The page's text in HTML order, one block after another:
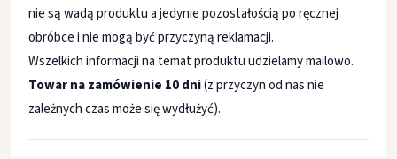
nie są wadą produktu a jedynie pozostałością po ręcznej
obróbce i nie mogą być przyczyną reklamacji.
Wszelkich informacji na temat produktu udzielamy mailowo.
Towar na zamówienie 10 dni(z przyczyn od nas nie
zależnych czas może się wydłużyć).